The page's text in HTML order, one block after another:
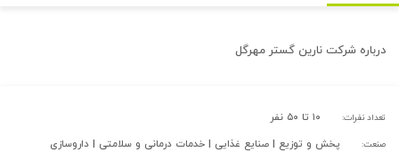
درباره شرکت نارین گستر مهرگل
تعداد نفرات: ۱۰ تا ۵۰ نفر
صنعت: پخش و توزیع | صنایع غذایی | خدمات درمانی و سلامتی | داروسازی